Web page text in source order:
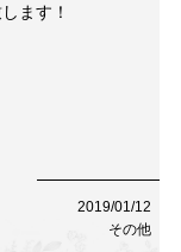
ます！
2019/01/12
その他